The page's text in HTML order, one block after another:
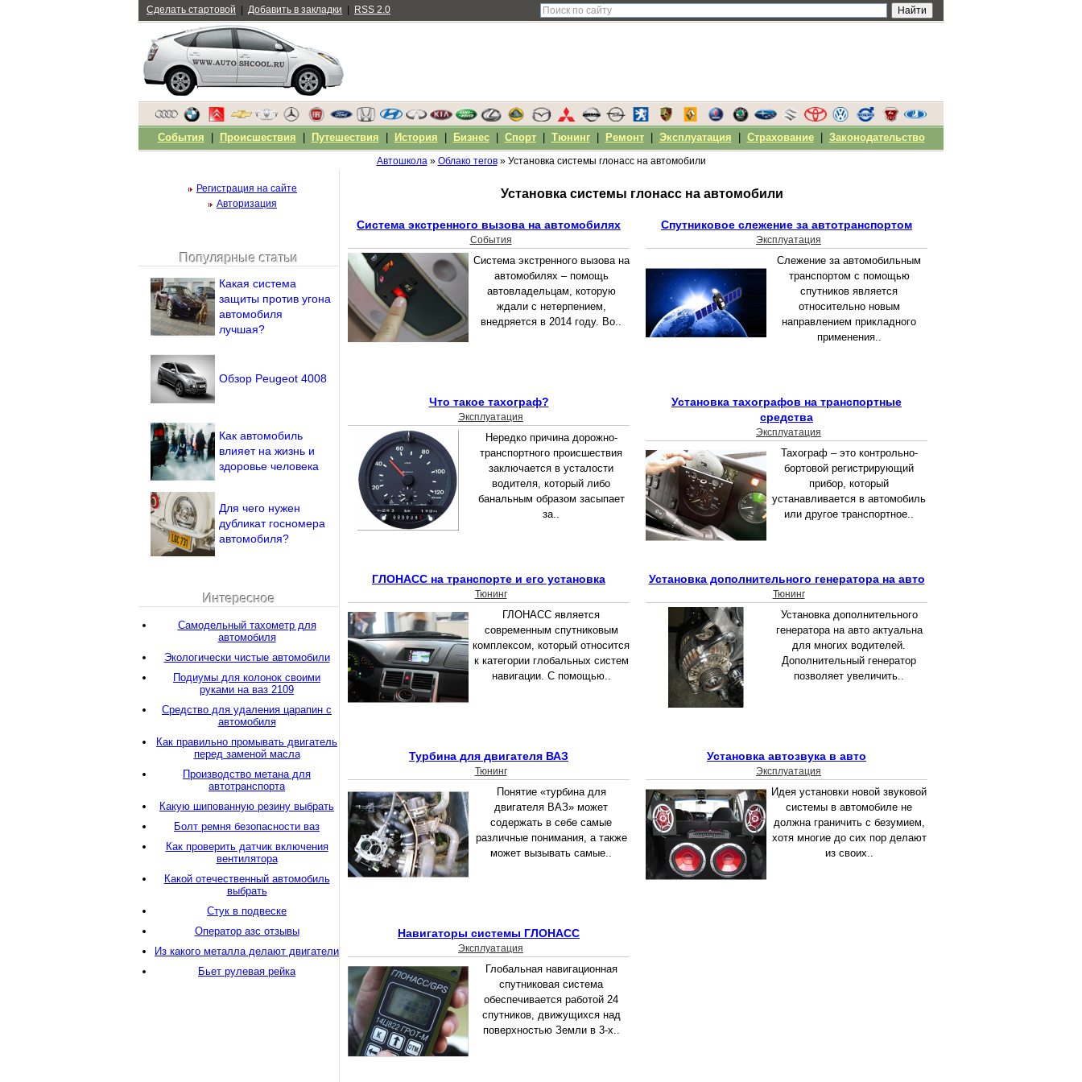
Автошкола» Облако тегов» Установка системы глонасс на автомобили
Установка системы глонасс на автомобили
Система экстренного вызова на автомобилях
События
Система экстренного вызова на
автомобилях – помощь
автовладельцам, которую
ждали с нетерпением,
внедряется в 2014 году. Во..
Спутниковое слежение за автотранспортом
Эксплуатация
Слежение за автомобильным
транспортом с помощью
спутников является
относительно новым
направлением прикладного
применения..
Что такое тахограф?
Эксплуатация
Нередко причина дорожно-
транспортного происшествия
заключается в усталости
водителя, который либо
банальным образом засыпает
за..
Установка тахографов на транспортные
средства
Эксплуатация
Тахограф – это контрольно-
бортовой регистрирующий
прибор, который
устанавливается в автомобиль
или другое транспортное..
ГЛОНАСС на транспорте и его установка
Тюнинг
ГЛОНАСС является
современным спутниковым
комплексом, который относится
к категории глобальных систем
навигации. С помощью..
Установка дополнительного генератора на авто
Тюнинг
Установка дополнительного
генератора на авто актуальна
для многих водителей.
Дополнительный генератор
позволяет увеличить..
Турбина для двигателя ВАЗ
Тюнинг
Понятие «турбина для
двигателя ВАЗ» может
содержать в себе самые
различные понимания, а также
может вызывать самые..
Установка автозвука в авто
Эксплуатация
Идея установки новой звуковой
системы в автомобиле не
должна граничить с безумием,
хотя многие до сих пор делают
из своих..
Навигаторы системы ГЛОНАСС
Эксплуатация
Глобальная навигационная
спутниковая система
обеспечивается работой 24
спутников, движущихся над
поверхностью Земли в 3-х..
Регистрация на сайте
Авторизация
Напомнить пароль?
Популярные статьи
Какая система
защиты против угона
автомобиля
лучшая?
Обзор Peugeot 4008
Как автомобиль
влияет на жизнь и
здоровье человека
Для чего нужен
дубликат госномера
автомобиля?
Интересное
Самодельный тахометр для
автомобиля
Экологически чистые автомобили
Подиумы для колонок своими
руками на ваз 2109
Средство для удаления царапин с
автомобиля
Как правильно промывать двигатель
перед заменой масла
Производство метана для
автотранспорта
Какую шипованную резину выбрать
Болт ремня безопасности ваз
Как проверить датчик включения
вентилятора
Какой отечественный автомобиль
выбрать
Стук в подвеске
Оператор азс отзывы
Из какого металла делают двигатели
Бьет рулевая рейка
Сделать стартовой Добавить в закладки RSS 2.0
События Происшествия Путешествия История Бизнес| Спорт| Тюнинг| Ремонт| Эксплуатация Страхование| Законодательство